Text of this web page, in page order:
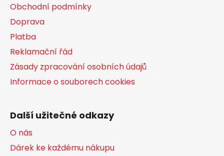
Obchodní podmínky
Doprava
Platba
Reklamační řád
Zásady zpracování osobních údajů
Informace o souborech cookies
Další užitečné odkazy
O nás
Dárek ke každému nákupu